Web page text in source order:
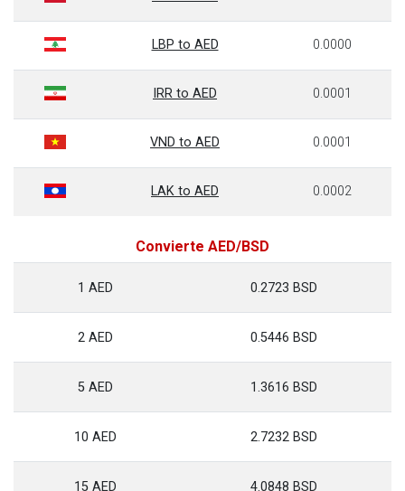
LBP to AED 0.0000
IRR to AED 0.0001
VND to AED 0.0001
LAK to AED 0.0002
Convierte AED/BSD
1 AED 0.2723 BSD
2 AED 0.5446 BSD
5 AED 1.3616 BSD
10 AED 2.7232 BSD
15 AED 4.0848 BSD